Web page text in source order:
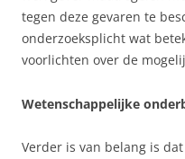
tegen deze gevaren te
onderzoeksplicht wat
voorlichten over de
Wetenschappelijke
Verder is van belang is